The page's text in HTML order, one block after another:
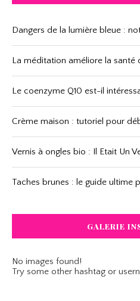
Dangers de la lumière bleue :
La méditation améliore la santé
Le coenzyme Q10 est-il
Crème maison : tutoriel pour
Vernis à ongles bio : Il Etait Un
Taches brunes : le guide ultime
GALERIE
No images found!
Try some other hashtag or